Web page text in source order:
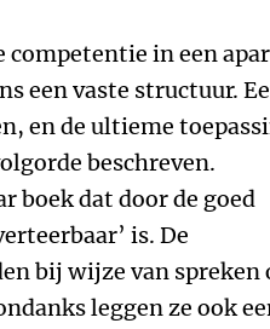
competentie in een
een vaste structuur.
en de ultieme
beschreven.
boek dat door de goed
is. De
bij wijze van spreken
leggen ze ook